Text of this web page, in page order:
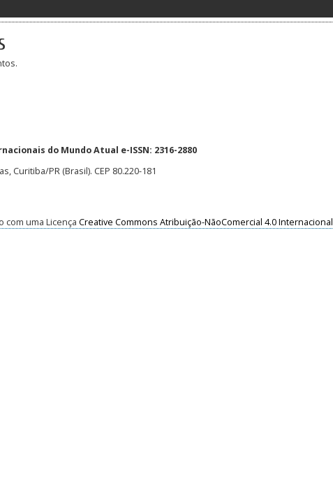
do Mundo Atual e-ISSN: 2316-2880
Curitiba/PR (Brasil). CEP 80.220-181
com uma Licença Creative Commons Atribuição-NãoComercial 4.0 Internacional